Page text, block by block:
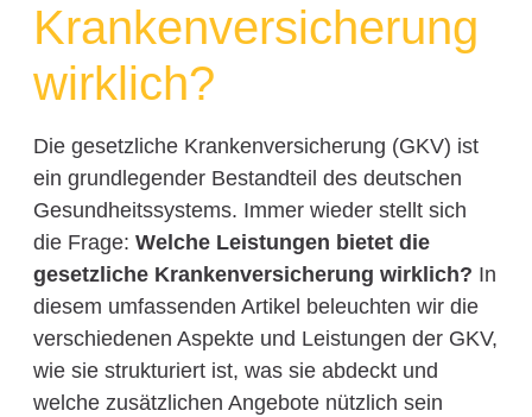
Krankenversicherung
wirklich?
Die gesetzliche Krankenversicherung (GKV) ist
ein grundlegender Bestandteil des deutschen
Gesundheitssystems. Immer wieder stellt sich
die Frage: Welche Leistungen bietet die
gesetzliche Krankenversicherung wirklich? In
diesem umfassenden Artikel beleuchten wir die
verschiedenen Aspekte und Leistungen der GKV,
wie sie strukturiert ist, was sie abdeckt und
welche zusätzlichen Angebote nützlich sein